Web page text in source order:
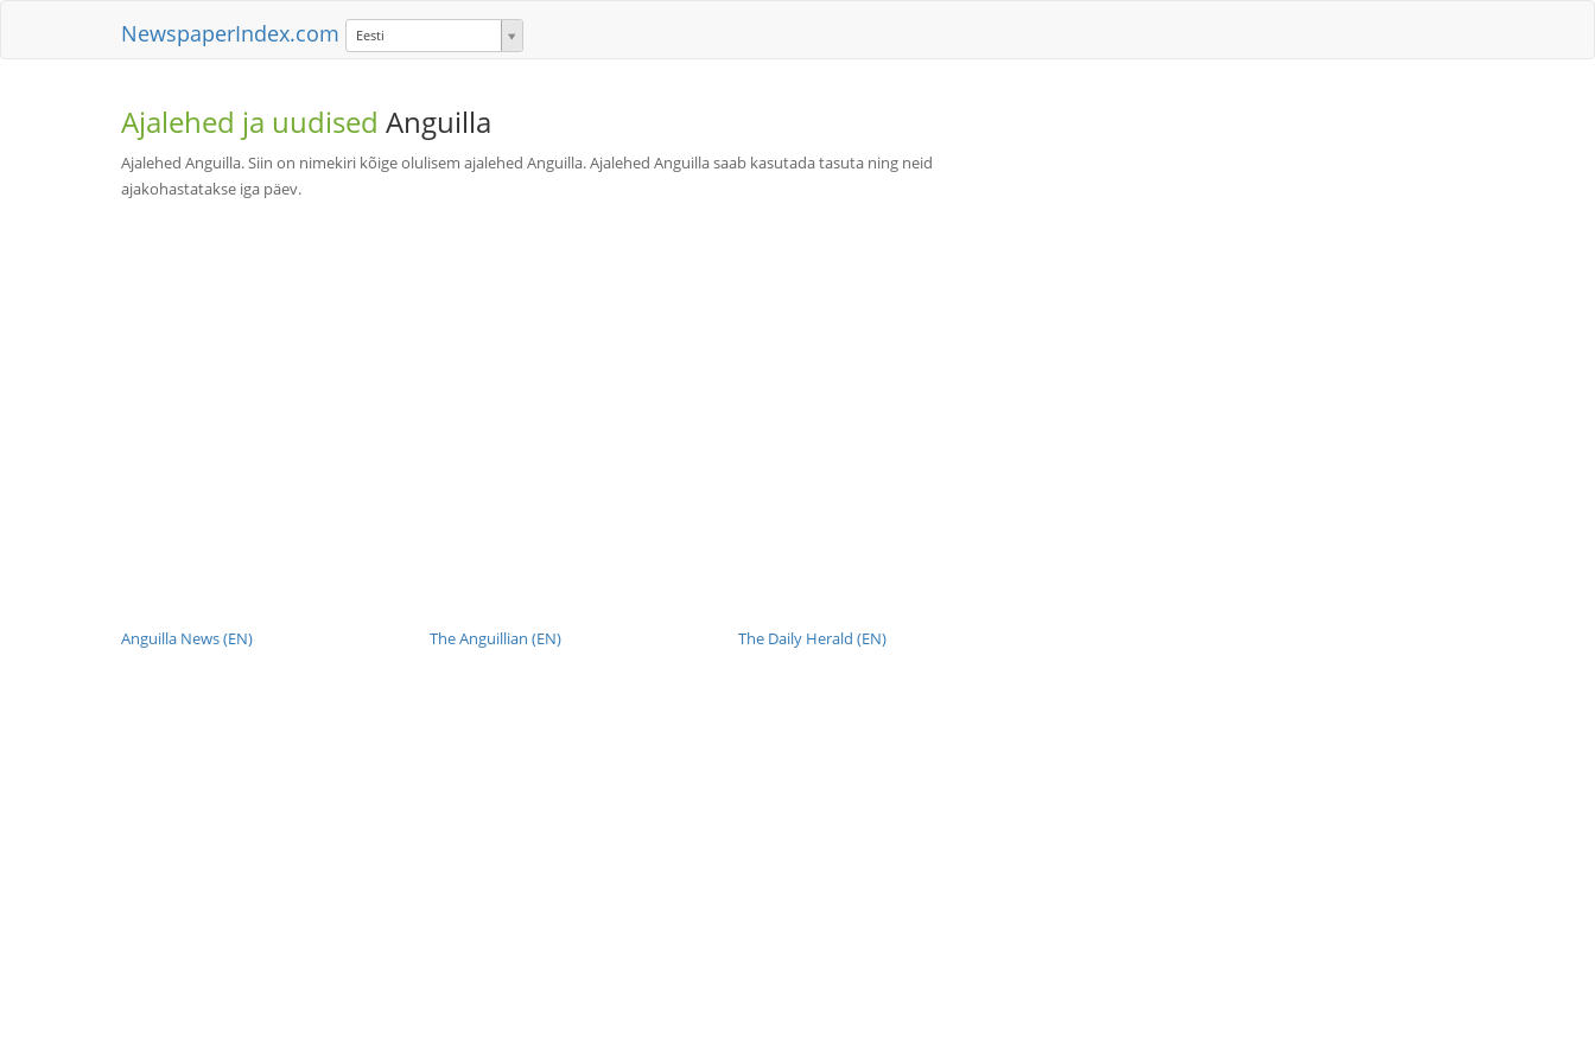
NewspaperIndex.com Eesti
Ajalehed ja uudised Anguilla
Ajalehed Anguilla. Siin on nimekiri kõige olulisem ajalehed Anguilla. Ajalehed Anguilla saab kasutada tasuta ning neid
ajakohastatakse iga päev.
Anguilla News (EN) The Anguillian (EN) The Daily Herald (EN)